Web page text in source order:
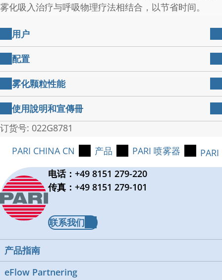
雾化吸入治疗与呼吸物理疗法相结合，以节省时间。
用户
适用于成人和 4 岁及以上儿童的呼吸道疾病治疗。
配置
带阀门系统、通用口含器和连接管的喷雾器。
易于组装，可快速使用。仅由几个单独的部件组
成，卫生安全。
PARI LC PLUS 喷雾器由安全且通过高标准测试
PARI LC PLUS 喷雾器已用于一系列雾化治疗用
药的临床试验，可在患者指导中找到。
PARI LC PLUS 喷雾器易于清洁，可消毒，以确
保高卫生标准。
雾化颗粒性能
PARI LC PLUS 喷雾器与 PARI COMPACT2 压缩机结
合使用。
可吸入粒子(< 5 µm)比例:
根据DIN EN ISO 27427:2020-2标准进行测量（使用
沙丁胺醇）
使用說明和宣傳冊
PARI LC PLUS
用户指南 – 使用PARI LC PLUS®进行雾化
用户指南 022D0142-B-2022-08
订货号: 022G8781
PARI CHINA CN
产品 PARI 喷雾器
PARI
电话：+49 8151 279-220
传真：+49 8151 279-101
联系我们
产品指南
eFlow Partnering